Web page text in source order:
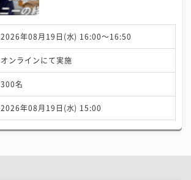
2026年08月19日(水) 16:00〜16:50
オンラインにて実施
300名
2026年08月19日(水) 15:00